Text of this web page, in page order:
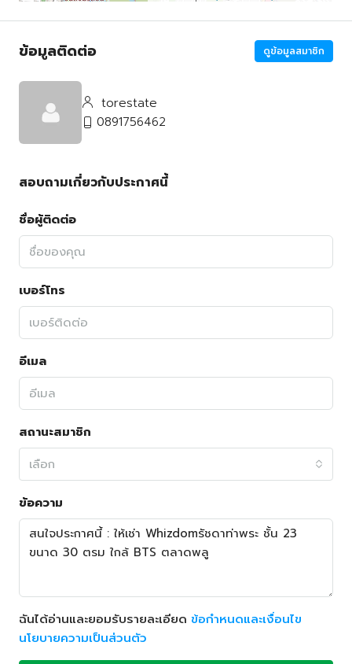
ข้อมูลติดต่อ ดูข้อมูลสมาชิก
torestate
0891756462
สอบถามเกี่ยวกับประกาศนี้
ชื่อผู้ติดต่อ
เบอร์โทร
อีเมล
สถานะสมาชิก
เลือก
ข้อความ
ฉันได้อ่านและยอมรับรายละเอียด ข้อกำหนดและเงื่อนไข
นโยบายความเป็นส่วนตัว